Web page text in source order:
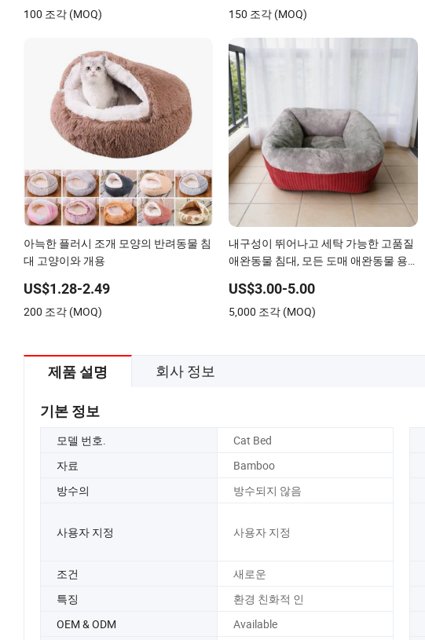
100 조각 (MOQ) 150 조각 (MOQ)
아늑한 플러시 조개 모양의 반려동물 침
대 고양이와 개용
US$1.28-2.49
200 조각 (MOQ)
내구성이 뛰어나고 세탁 가능한 고품질
애완동물 침대, 모든 도매 애완동물 용
US$3.00-5.00
5,000 조각 (MOQ)
제품 설명 회사 정보
기본 정보
모델 번호. Cat Bed
자료
Bamboo
방수의
방수되지 않음
사용자 지정 사용자 지정
조건
새로운
특징
환경 친화적 인
OEM & ODM
Available